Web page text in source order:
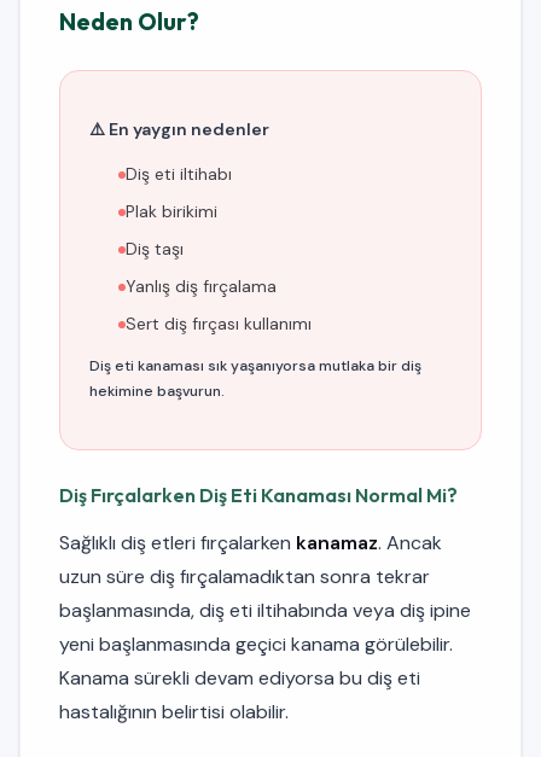
Neden Olur?
⚠️ En yaygın nedenler
Diş eti iltihabı
Plak birikimi
Diş taşı
Yanlış diş fırçalama
Sert diş fırçası kullanımı
Diş eti kanaması sık yaşanıyorsa mutlaka bir diş
hekimine başvurun.
Diş Fırçalarken Diş Eti Kanaması Normal Mi?
Sağlıklı diş etleri fırçalarken kanamaz. Ancak
uzun süre diş fırçalamadıktan sonra tekrar
başlanmasında, diş eti iltihabında veya diş ipine
yeni başlanmasında geçici kanama görülebilir.
Kanama sürekli devam ediyorsa bu diş eti
hastalığının belirtisi olabilir.